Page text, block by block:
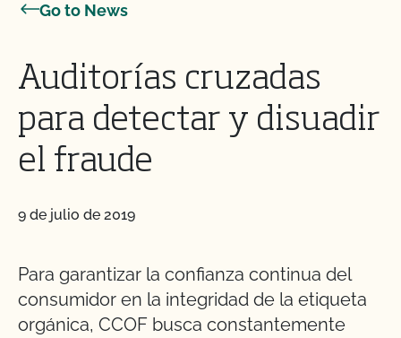
Go to News
Auditorías cruzadas
para detectar y disuadir
el fraude
9 de julio de 2019
Para garantizar la confianza continua del
consumidor en la integridad de la etiqueta
orgánica, CCOF busca constantemente